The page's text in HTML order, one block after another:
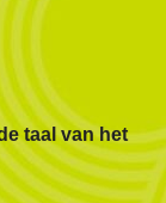
taal van het